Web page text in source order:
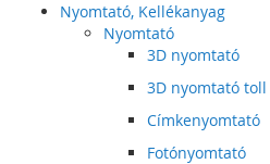
Nyomtató, Kellékanyag
Nyomtató
3D nyomtató
3D nyomtató toll
Címkenyomtató
Fotónyomtató